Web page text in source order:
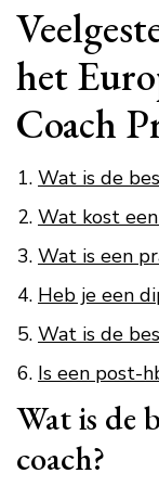
het
Coach
Wat is de
Wat kost
Wat is een
Heb je een
Wat is de
Is een post-
Wat is de
coach?